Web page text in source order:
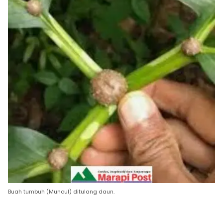
Buah tumbuh (Muncul) ditulang daun.